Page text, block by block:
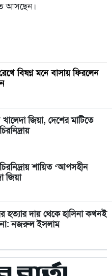
আসছেন।
বিষণ্ন মনে বাসায় ফিরলেন
জিয়া, দেশের মাটিতে
শায়িত ‘আপসহীন
জিয়া
হত্যার দায় থেকে হাসিনা কখনই
না: নজরুল ইসলাম